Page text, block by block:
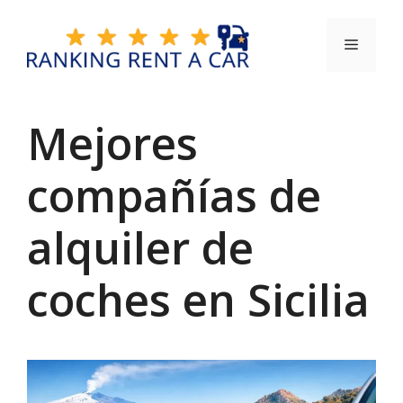
contenido
Menú
Mejores
compañías de
alquiler de
coches en Sicilia